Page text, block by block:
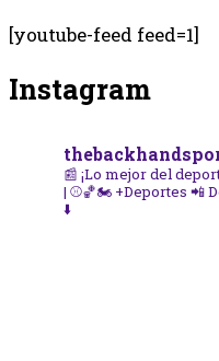
[youtube-feed feed=1]
Instagram
📰 ¡Lo mejor del
| ⚾🏀🏍️ +Deportes 📲
⬇️